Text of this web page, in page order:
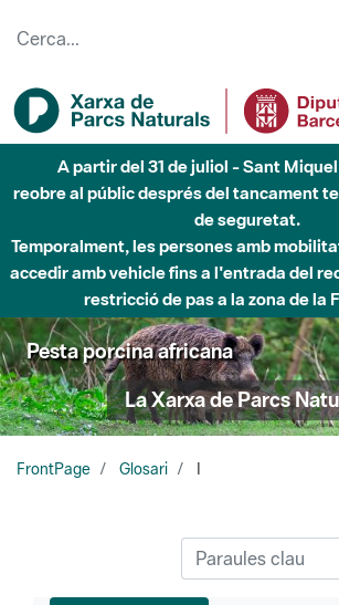
A partir del 31 de juliol - Sant
reobre al públic després del tancament
de seguretat.
Temporalment, les persones amb
accedir amb vehicle fins a l'entrada del
restricció de pas a la zona de la
Pesta porcina africana
La Xarxa de Parcs
FrontPage Glosari